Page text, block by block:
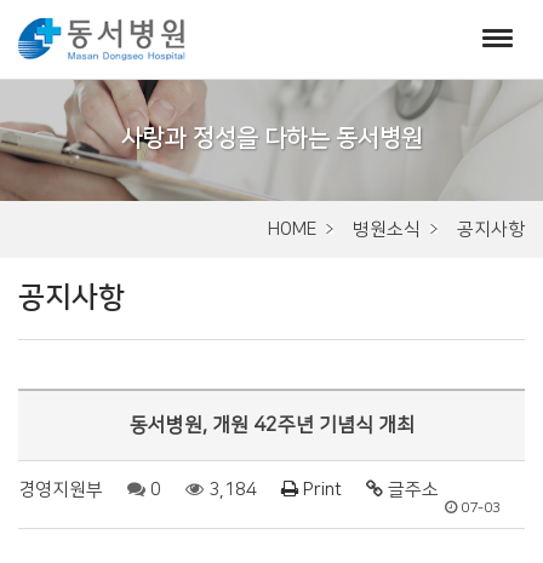
브
비
HOME 병원소식 공지사항
공지사항
동서병원, 개원 42주년 기념식 개최
경영지원부 0 3,184 Print 글주소
07-03